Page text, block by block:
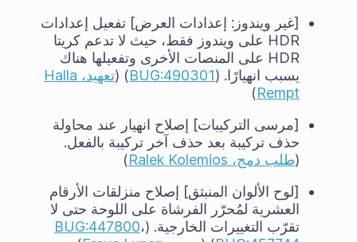
[غير ويندوز: إعدادات العرض] تفعيل إعدادات
HDR على ويندوز فقط، حيث لا تدعم كريتا
HDR على المنصات الأخرى وتفعيلها هناك
يسبب انهيارًا. (BUG:490301
) (
تعهيد، Halla
Rempt
)
[مرسى التركيبات] إصلاح انهيار عند محاولة
حذف تركيبة بعد حذف آخر تركيبة بالفعل.
(طلب دمج، Ralek Kolemios
)
[لوح الألوان المنبثق] إصلاح منزلقات الأرقام
العشرية لمُحرّر الفرشاة على اللوحة حتى لا
تقرّب التغييرات الخارجية. ( BUG:447800،